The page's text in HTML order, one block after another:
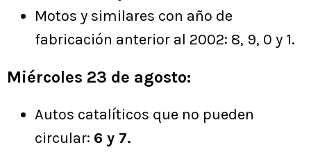
Motos y similares con año de
fabricación anterior al 2002: 8, 9, 0 y 1.
Miércoles 23 de agosto:
Autos catalíticos que no pueden
circular: 6 y 7.